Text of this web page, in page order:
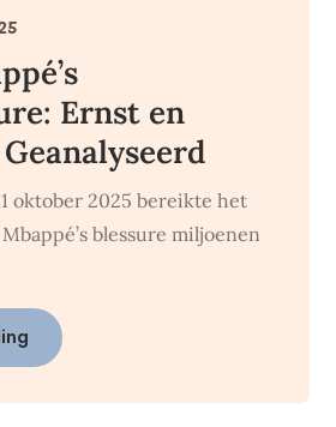
Ernst en
oktober 2025 bereikte het
blessure miljoenen